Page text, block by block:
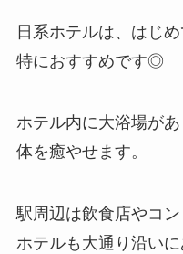
日系ホテルは、はじ
特におすすめです◎
ホテル内に大浴場が
体を癒やせます。
駅周辺は飲食店やコン
ホテルも大通り沿い